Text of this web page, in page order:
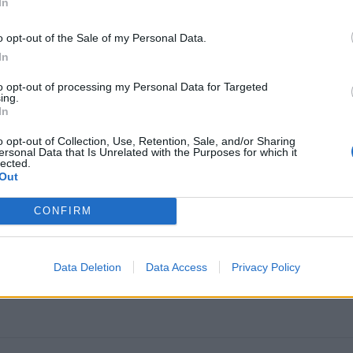
opt-out of the Sale of my Personal Data.
opt-out of processing my Personal Data for Targeted
opt-out of Collection, Use, Retention, Sale, and/or Sharing
Data that Is Unrelated with the Purposes for which it
CONFIRM
Data Deletion Data Access Privacy Policy
Aiškiaregės pranašystė: numatė katastrofišką karo
pabaigą Ukrainoje
Plaukai mažiau riebaluosis: į šampūną tereikia įberti